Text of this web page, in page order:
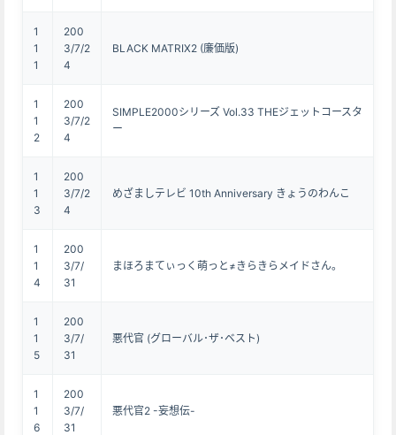
1
1
1
200
3/7/2
4
BLACK MATRIX2 (廉価版)
1
1
2
200
3/7/2
4
SIMPLE2000シリーズ Vol.33 THEジェットコースタ
ー
1
1
3
200
3/7/2
4
めざましテレビ 10th Anniversary きょうのわんこ
1
1
4
200
3/7/
31
まほろまてぃっく萌っと≠きらきらメイドさん。
1
1
5
200
3/7/
31
悪代官 (グローバル･ザ･ベスト)
1
1
6
200
3/7/
31
悪代官2 -妄想伝-